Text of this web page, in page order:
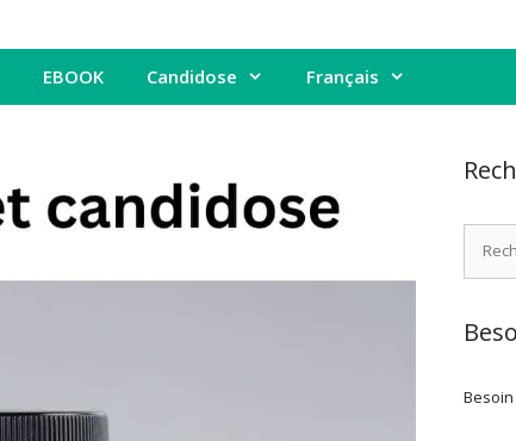
EBOOK Candidose Français